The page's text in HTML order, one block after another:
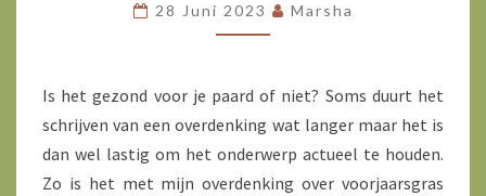
28 Juni 2023 Marsha
Is het gezond voor je paard of niet? Soms duurt het
schrijven van een overdenking wat langer maar het is
dan wel lastig om het onderwerp actueel te houden.
Zo is het met mijn overdenking over voorjaarsgras